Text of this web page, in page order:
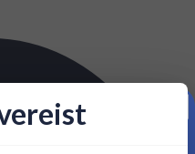
korting!